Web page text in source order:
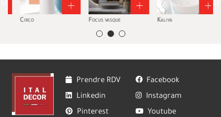
Circo Focus vasque Kaliya
Prendre RDV
Facebook
Linkedin
Instagram
Pinterest
Youtube